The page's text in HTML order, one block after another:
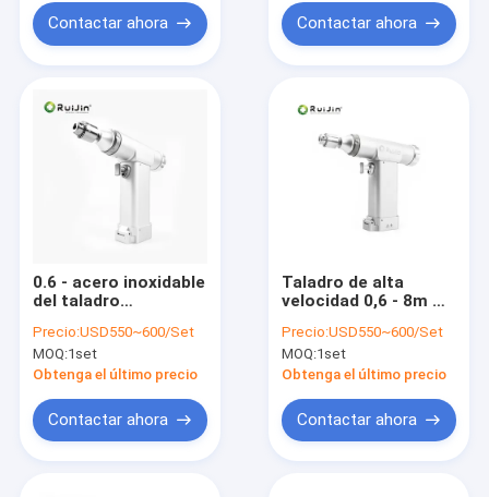
Contactar ahora Contactar ahora
0.6 - acero inoxidable
del taladro
veterinario de 8m m
Cannulated
Precio:USD550~600/Set
MOQ:1set
Obtenga el último precio
Contactar ahora
Taladro de alta
velocidad 0,6 - 8m m
ortopédico
veterinario de
Canulated
Precio:USD550~600/Set
MOQ:1set
Obtenga el último precio
Contactar ahora